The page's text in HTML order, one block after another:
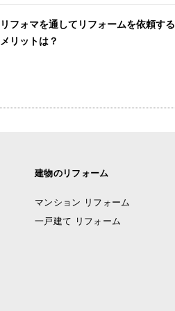
リフォマを通してリフォームを依頼する
メリットは？
建物のリフォーム
マンション リフォーム
一戸建て リフォーム